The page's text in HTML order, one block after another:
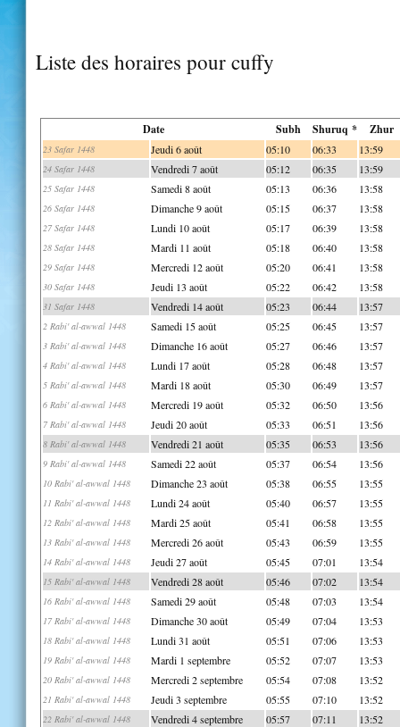
Liste des horaires pour cuffy
Date Subh Shuruq * Zhur
23 Safar 1448 Jeudi 6 août 05:10 06:33 13:59
24 Safar 1448 Vendredi 7 août 05:12 06:35 13:59
25 Safar 1448 Samedi 8 août 05:13 06:36 13:58
26 Safar 1448 Dimanche 9 août 05:15 06:37 13:58
27 Safar 1448 Lundi 10 août 05:17 06:39 13:58
28 Safar 1448 Mardi 11 août 05:18 06:40 13:58
29 Safar 1448 Mercredi 12 août 05:20 06:41 13:58
30 Safar 1448 Jeudi 13 août 05:22 06:42 13:58
31 Safar 1448 Vendredi 14 août 05:23 06:44 13:57
2 Rabi' al-awwal 1448 Samedi 15 août 05:25 06:45 13:57
3 Rabi' al-awwal 1448 Dimanche 16 août 05:27 06:46 13:57
4 Rabi' al-awwal 1448 Lundi 17 août 05:28 06:48 13:57
5 Rabi' al-awwal 1448 Mardi 18 août 05:30 06:49 13:57
6 Rabi' al-awwal 1448 Mercredi 19 août 05:32 06:50 13:56
7 Rabi' al-awwal 1448 Jeudi 20 août 05:33 06:51 13:56
8 Rabi' al-awwal 1448 Vendredi 21 août 05:35 06:53 13:56
9 Rabi' al-awwal 1448 Samedi 22 août 05:37 06:54 13:56
10 Rabi' al-awwal 1448 Dimanche 23 août 05:38 06:55 13:55
11 Rabi' al-awwal 1448 Lundi 24 août 05:40 06:57 13:55
12 Rabi' al-awwal 1448 Mardi 25 août 05:41 06:58 13:55
13 Rabi' al-awwal 1448 Mercredi 26 août 05:43 06:59 13:55
14 Rabi' al-awwal 1448 Jeudi 27 août 05:45 07:01 13:54
15 Rabi' al-awwal 1448 Vendredi 28 août 05:46 07:02 13:54
16 Rabi' al-awwal 1448 Samedi 29 août 05:48 07:03 13:54
17 Rabi' al-awwal 1448 Dimanche 30 août 05:49 07:04 13:53
18 Rabi' al-awwal 1448 Lundi 31 août 05:51 07:06 13:53
19 Rabi' al-awwal 1448 Mardi 1 septembre 05:52 07:07 13:53
20 Rabi' al-awwal 1448 Mercredi 2 septembre 05:54 07:08 13:52
21 Rabi' al-awwal 1448 Jeudi 3 septembre 05:55 07:10 13:52
22 Rabi' al-awwal 1448 Vendredi 4 septembre 05:57 07:11 13:52